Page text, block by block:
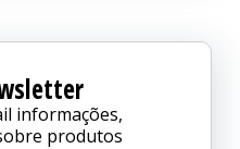
informações,
produtos